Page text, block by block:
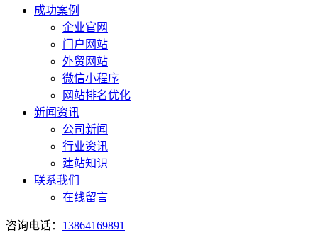
成功案例
企业官网
门户网站
外贸网站
微信小程序
网站排名优化
新闻资讯
公司新闻
行业资讯
建站知识
联系我们
在线留言
咨询电话： 13864169891